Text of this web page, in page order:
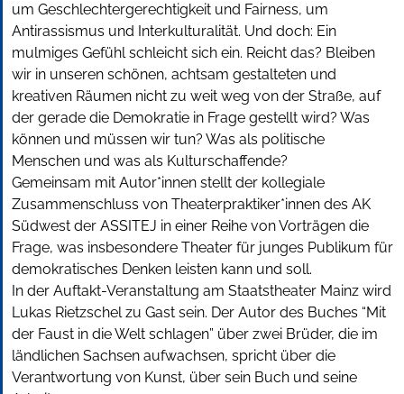
um Geschlechtergerechtigkeit und Fairness, um
Antirassismus und Interkulturalität. Und doch: Ein
mulmiges Gefühl schleicht sich ein. Reicht das? Bleiben
wir in unseren schönen, achtsam gestalteten und
kreativen Räumen nicht zu weit weg von der Straße, auf
der gerade die Demokratie in Frage gestellt wird? Was
können und müssen wir tun? Was als politische
Menschen und was als Kulturschaffende?
Gemeinsam mit Autor*innen stellt der kollegiale
Zusammenschluss von Theaterpraktiker*innen des AK
Südwest der ASSITEJ in einer Reihe von Vorträgen die
Frage, was insbesondere Theater für junges Publikum für
demokratisches Denken leisten kann und soll.
In der Auftakt-Veranstaltung am Staatstheater Mainz wird
Lukas Rietzschel zu Gast sein. Der Autor des Buches “Mit
der Faust in die Welt schlagen” über zwei Brüder, die im
ländlichen Sachsen aufwachsen, spricht über die
Verantwortung von Kunst, über sein Buch und seine